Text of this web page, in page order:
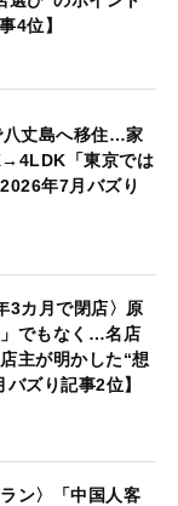
4位】
八丈島へ移住…家
「東京では
年7月バズり
3カ月で閉店〉原
でもなく…名店
主が明かした“想
ズり記事2位】
ン〉「中国人客